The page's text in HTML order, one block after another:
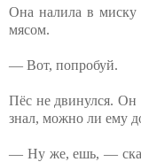
Она налила в
мясом.
— Вот, попробуй.
Пёс не двинулся. Он
знал, можно ли ему
— Ну же, ешь, —